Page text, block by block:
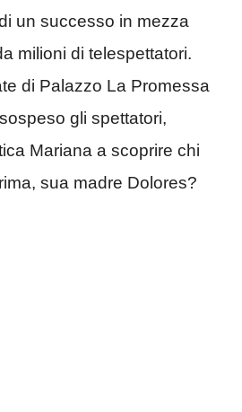
un successo in mezza
milioni di telespettatori.
di Palazzo La Promessa
gli spettatori,
Mariana a scoprire chi
sua madre Dolores?